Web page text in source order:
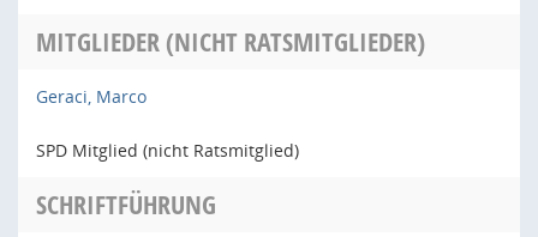
MITGLIEDER (NICHT RATSMITGLIEDER)
Geraci, Marco
SPD Mitglied (nicht Ratsmitglied)
SCHRIFTFÜHRUNG